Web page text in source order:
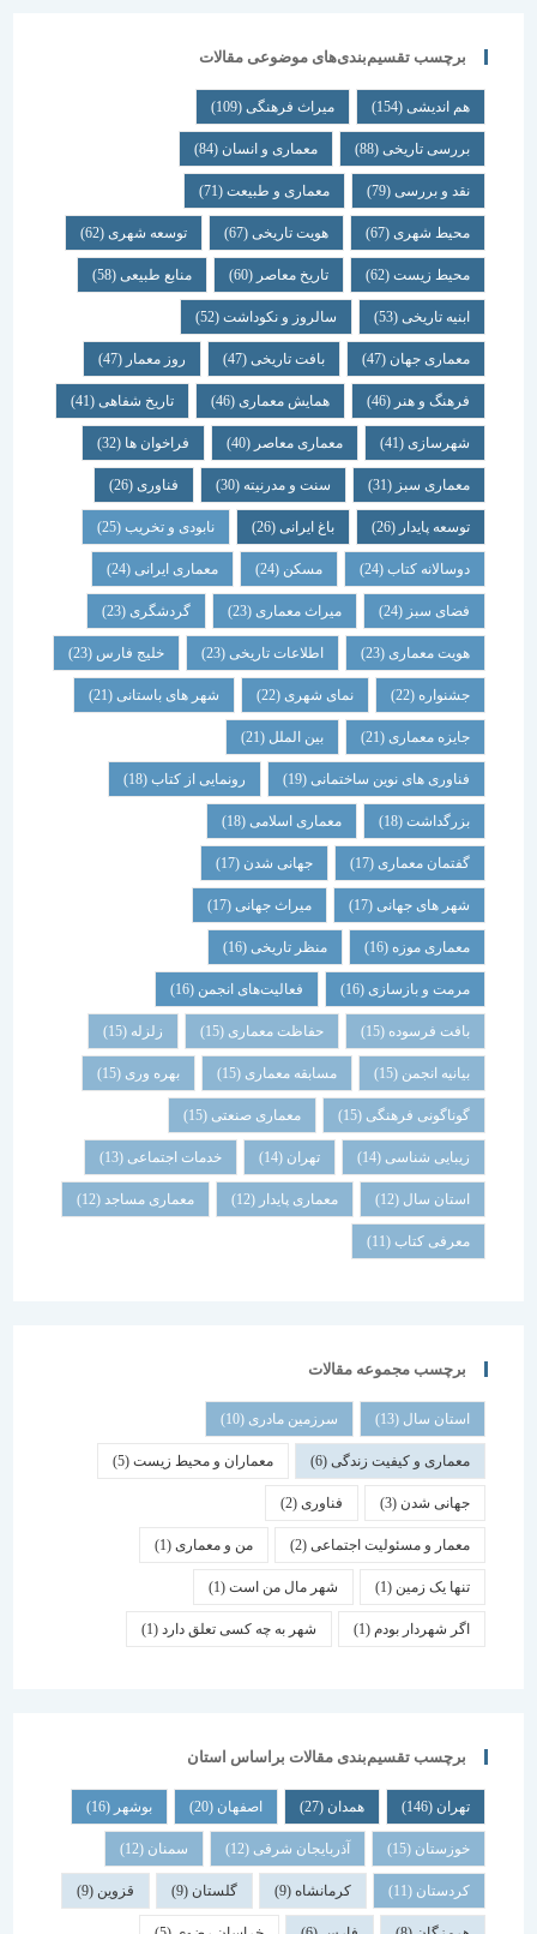
برچسب تقسیم‌بندی‌های موضوعی مقالات
هم اندیشی (154) میراث فرهنگی (109)
بررسی تاریخی (88) معماری و انسان (84)
نقد و بررسی (79) معماری و طبیعت (71)
محیط شهری(67) هویت تاریخی(67) توسعه شهری(62)
محیط زیست(62) تاریخ معاصر(60) منابع طبیعی(58)
ابنیه تاریخی(53) سالروز و نکوداشت(52)
معماری جهان (47) بافت تاریخی(47) روز معمار(47)
فرهنگ و هنر(46) همایش معماری (46) تاریخ شفاهی (41)
شهرسازی(41) معماری معاصر(40) فراخوان ها (32)
معماری سبز(31) سنت و مدرنیته(30) فناوری (26)
توسعه پایدار(26) باغ ایرانی(26) نابودی و تخریب(25)
دوسالانه کتاب(24) مسکن (24) معماری ایرانی(24)
فضای سبز(24) میراث معماری (23) گردشگری (23)
هویت معماری (23) اطلاعات تاریخی(23) خلیج فارس(23)
جشنواره(22) نمای شهری(22) شهر های باستانی (21)
جایزه معماری (21) بین الملل(21)
فناوری های نوین ساختمانی(19) رونمایی از کتاب (18)
بزرگداشت (18) معماری اسلامی(18)
گفتمان معماری (17) جهانی شدن(17)
شهر های جهانی(17) میراث جهانی(17)
معماری موزه(16) منظر تاریخی (16)
مرمت و بازسازی(16) فعالیت‌های انجمن(16)
بافت فرسوده (15) حفاظت معماری (15) زلزله
بیانیه انجمن(15) مسابقه معماری (15) بهره وری(15)
گوناگونی فرهنگی (15) معماری صنعتی(15)
زیبایی شناسی (14) تهران خدمات اجتماعی (13)
استان سال(12) معماری پایدار (12) معماری مساجد(12)
معرفی کتاب(11)
برچسب مجموعه مقالات
استان سال(13) سرزمین مادری(10)
معماری و کیفیت زندگی(6) معماران و محیط زیست(5)
جهانی شدن(3) فناوری (2)
معمار و مسئولیت اجتماعی (2) من و معماری (1)
تنها یک زمین(1) شهر مال من است(1)
اگر شهردار بودم (1) شهر به چه کسی تعلق دارد(1)
برچسب تقسیم‌بندی مقالات براساس استان
همدان اصفهان (20) بوشهر
خوزستان(15) آذربایجان شرقی(12) سمنان (12)
کردستان(11) کرمانشاه(9) گلستان (9) قزوین